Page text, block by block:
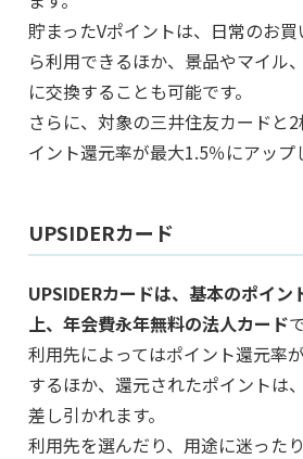
貯まったVポイントは、日常のお
ら利用できるほか、景品やマイル
に交換することも可能です。
さらに、対象の三井住友カードと
イント還元率が最大1.5％にアップ
UPSIDERカード
UPSIDERカードは、基本のポイン
上、年会費永年無料の法人カード
利用先によってはポイント還元率
するほか、還元されたポイントは
差し引かれます。
利用先を選んだり、用途に迷った